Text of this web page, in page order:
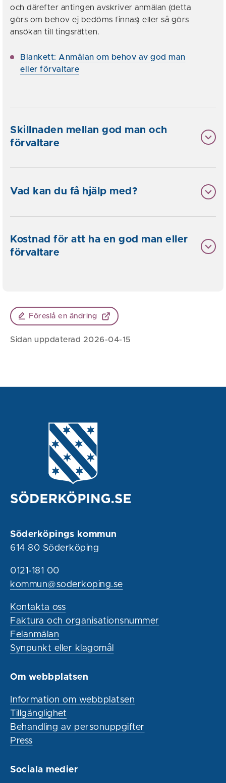
och därefter antingen avskriver anmälan (detta
görs om behov ej bedöms finnas) eller så görs
ansökan till tingsrätten.
Blankett: Anmälan om behov av god man
eller förvaltare
Skillnaden mellan god man och
förvaltare
Vad kan du få hjälp med?
Kostnad för att ha en god man eller
förvaltare
Föreslå en ändring
Sidan uppdaterad 2026-04-15
Söderköpings kommun
614 80 Söderköping
0121-181 00
kommun@soderkoping.se
Kontakta oss
Faktura och organisationsnummer
Felanmälan
Synpunkt eller klagomål
Om webbplatsen
Information om webbplatsen
Tillgänglighet
Behandling av personuppgifter
Press
Sociala medier